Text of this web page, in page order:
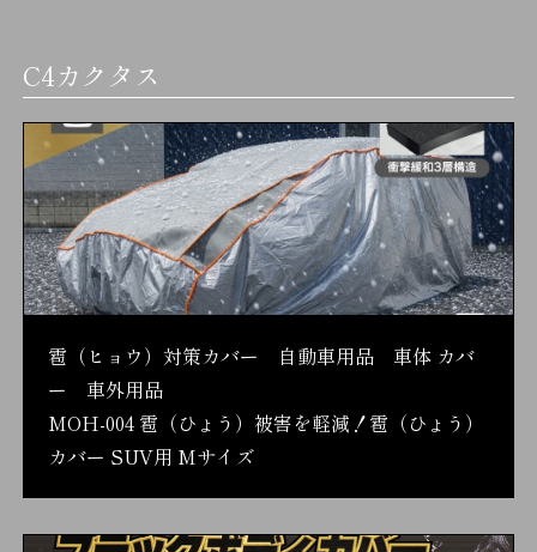
C4カクタス
雹（ヒョウ）対策カバー 自動車用品 車体 カバ
ー 車外用品
MOH-004 雹（ひょう）被害を軽減！雹（ひょう）
カバー SUV用 Mサイズ